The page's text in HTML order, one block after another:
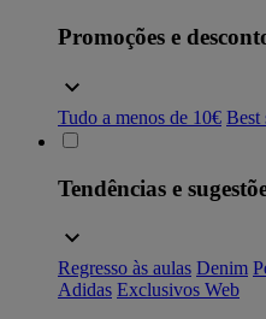
Promoções e
Tudo a menos de 10€ Best
Tendências e
Regresso às aulas Denim
Adidas Exclusivos Web